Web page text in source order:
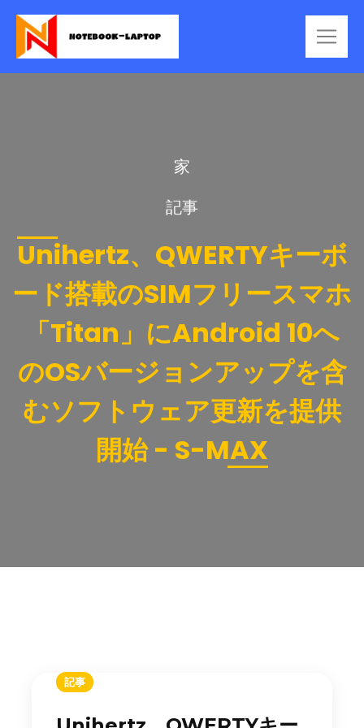
家
記事
Unihertz、QWERTYキーボ
ード搭載のSIMフリースマホ
「Titan」にAndroid 10へ
のOSバージョンアップを含
むソフトウェア更新を提供
開始 - S-MAX
記事